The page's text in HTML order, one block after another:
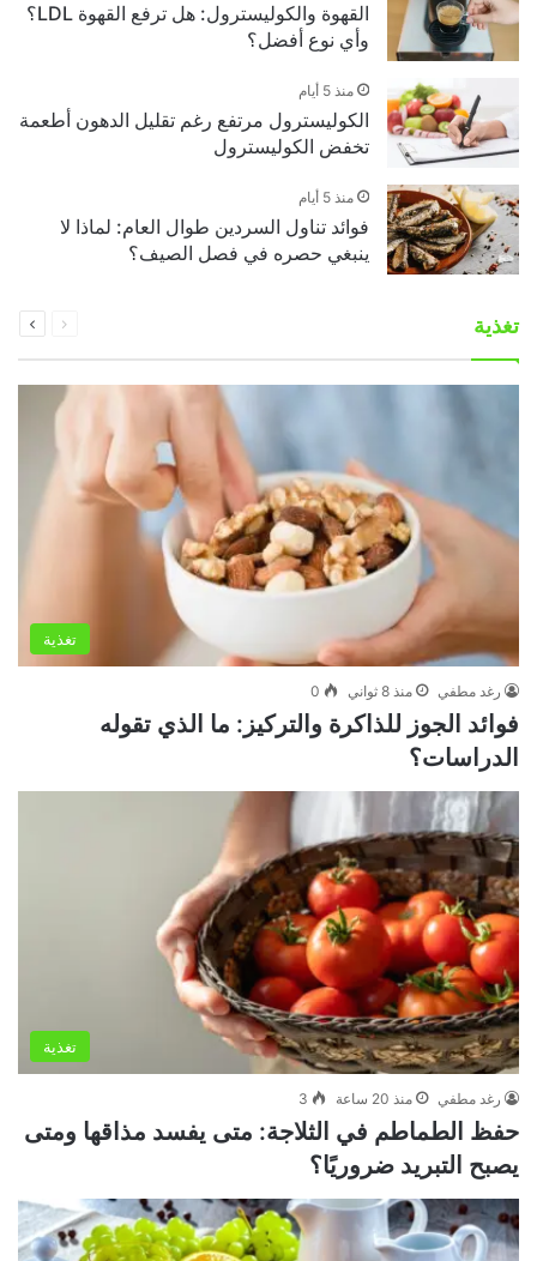
القهوة والكوليسترول: هل ترفع القهوة LDL؟
وأي نوع أفضل؟
منذ 5 أيام
الكوليسترول مرتفع رغم تقليل الدهون أطعمة
تخفض الكوليسترول
منذ 5 أيام
فوائد تناول السردين طوال العام: لماذا لا
ينبغي حصره في فصل الصيف؟
تغذية الصفحةالصفحة
تغذية
رغد مطفي منذ 8 ثواني 0
فوائد الجوز للذاكرة والتركيز: ما الذي تقوله
الدراسات؟
تغذية
رغد مطفي منذ 20 ساعة 3
حفظ الطماطم في الثلاجة: متى يفسد مذاقها ومتى
يصبح التبريد ضروريًا؟